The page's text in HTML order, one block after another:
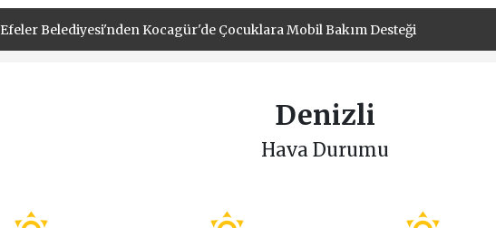
Efeler Belediyesi'nden Kocagür'de Çocuklara Mobil Bakım Desteği
Denizli
Hava Durumu